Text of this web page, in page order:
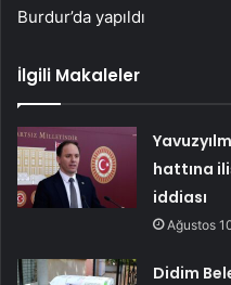
Burdur’da yapıldı
İlgili Makaleler
hattına
iddiası
Ağustos
Didim